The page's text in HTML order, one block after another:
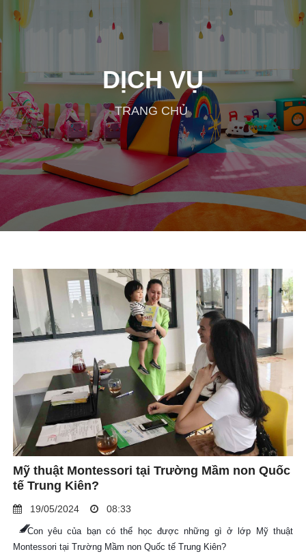
DỊCH VỤ
TRANG CHỦ
Mỹ thuật Montessori tại Trường Mầm non Quốc
tế Trung Kiên?
19/05/2024 08:33
🖌️
🖌️
🖌️
Con yêu của bạn có thể học được những gì ở lớp Mỹ thuật
Montessori tại Trường Mầm non Quốc tế Trung Kiên?